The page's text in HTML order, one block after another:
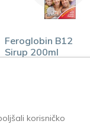
Feroglobin B12
Sirup 200ml
korisničko